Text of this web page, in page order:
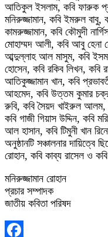
আতিকুল ইসলাম, কবি ফারুক
মনিরুজ্জামান, কবি ইমরুল বাবু,
কামরুজ্জামান, কবি কৌমুদী
মোহাম্মদ আলী, কবি আবু হেনা
আব্দুল্লাহ আল মাসুম, কবি ইসমত
হোসেন, কবি রকিব লিখন, কবি
আতিকুজ্জামান খান, কবি
আহমেদ, কবি উত্তম কুমার
রুবি, কবি সৈয়দ খাইরুল
কবি গাজী গিয়াস উদ্দিন, কবি
আল হাসান, কবি টিমুনী খান
অনুষ্ঠানটি সঞ্চালনার দায়িত্বে
রোহান, কবি কাব্য রাসেল ও কবি
মনিরুজ্জামান রোহান
প্রচার সম্পাদক
জাতীয় কবিতা পরিষদ